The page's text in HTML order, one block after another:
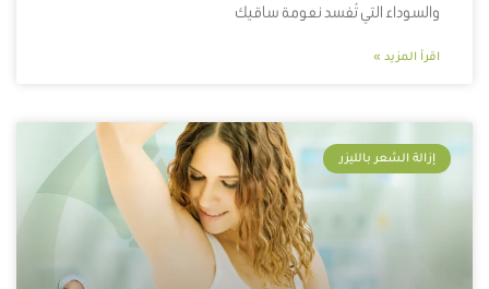
والسوداء التي تُفسد نعومة ساقيك
اقرأ المزيد »
إزالة الشعر بالليزر